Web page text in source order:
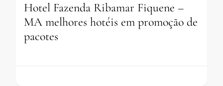
Hotel Fazenda Ribamar Fiquene –
MA melhores hotéis em promoção de
pacotes